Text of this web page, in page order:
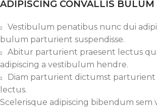
ADIPISCING CONVALLIS BULUM
Vestibulum penatibus nunc dui
bulum parturient suspendisse.
Abitur parturient praesent lectus
adipiscing a vestibulum hendre.
Diam parturient dictumst parturient
lectus.
Scelerisque adipiscing bibendum sem